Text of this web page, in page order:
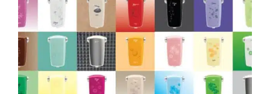
Appkuns zet in op duurzaamheid, comfort en
veiligheid in kunststof